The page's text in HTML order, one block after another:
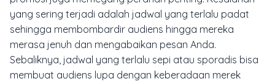
yang sering terjadi adalah jadwal yang terlalu padat
sehingga membombardir audiens hingga mereka
merasa jenuh dan mengabaikan pesan Anda.
Sebaliknya, jadwal yang terlalu sepi atau sporadis bisa
membuat audiens lupa dengan keberadaan merek